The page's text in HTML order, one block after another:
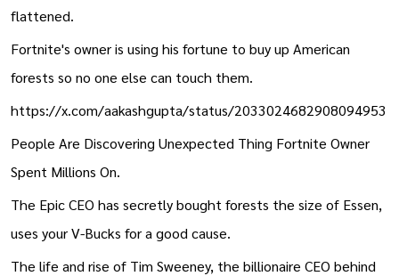
his cash to buy up 50,000 acres of forest so it can't be
Fortnite's owner is using his fortune to buy up American
People Are Discovering Unexpected Thing Fortnite Owner
The Epic CEO has secretly bought forests the size of Essen,